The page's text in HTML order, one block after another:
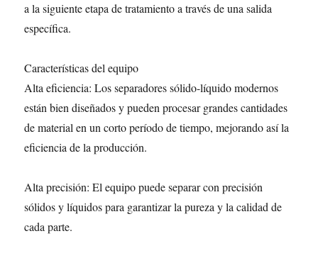
a la siguiente etapa de tratamiento a través de una salida
específica.
Características del equipo
Alta eficiencia: Los separadores sólido-líquido modernos
están bien diseñados y pueden procesar grandes cantidades
de material en un corto período de tiempo, mejorando así la
eficiencia de la producción.
Alta precisión: El equipo puede separar con precisión
sólidos y líquidos para garantizar la pureza y la calidad de
cada parte.